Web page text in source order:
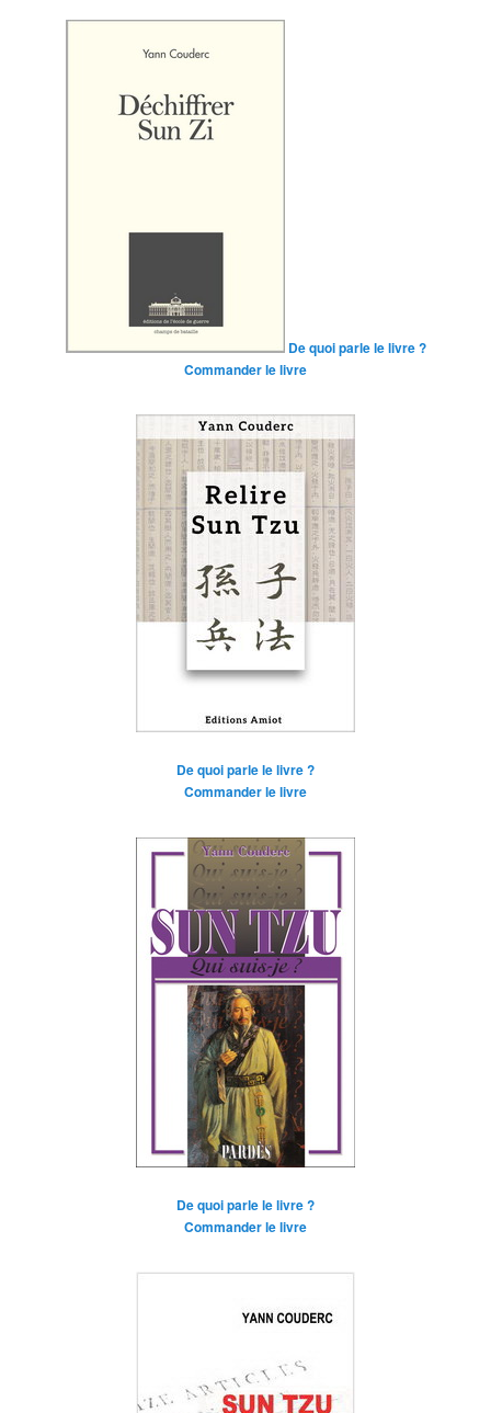
De quoi parle le livre ?
Commander le livre
De quoi parle le livre ?
Commander le livre
De quoi parle le livre ?
Commander le livre